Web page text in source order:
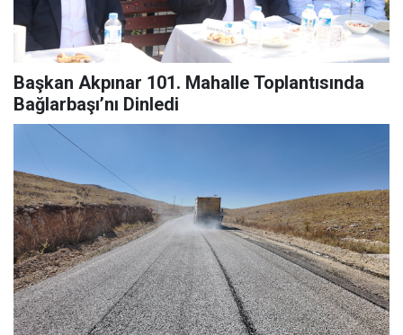
Başkan Akpınar 101. Mahalle Toplantısında
Bağlarbaşı’nı Dinledi